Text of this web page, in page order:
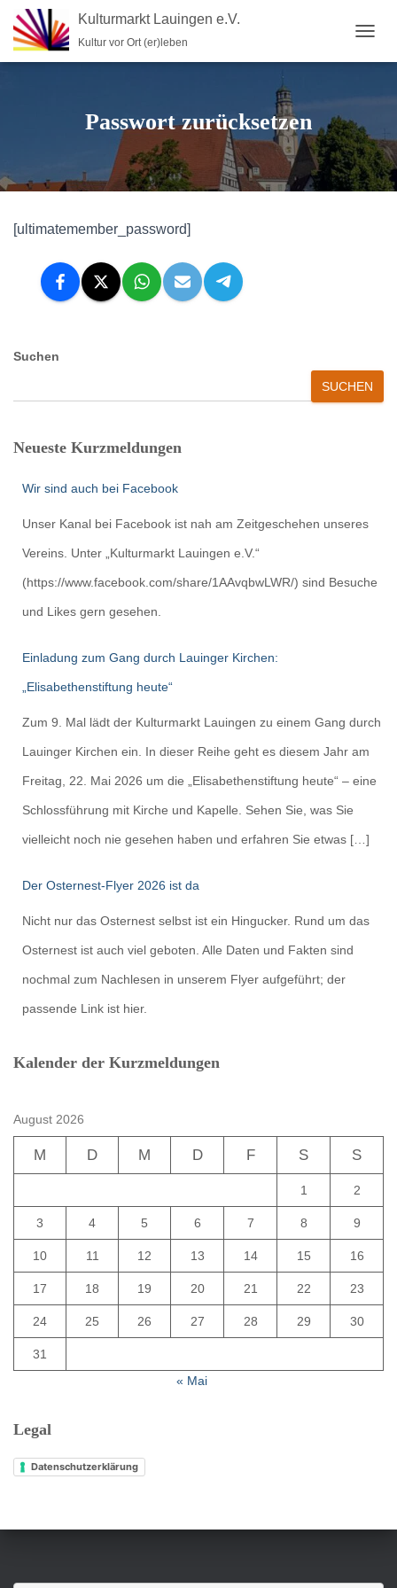
Kulturmarkt Lauingen e.V.
Kultur vor Ort (er)leben
A
A
T
I
O
Passwort zurücksetzen
[ultimatemember_password]
Suchen
SUCHEN
Neueste Kurzmeldungen
Wir sind auch bei Facebook
Unser Kanal bei Facebook ist nah am Zeitgeschehen unseres
Vereins. Unter „Kulturmarkt Lauingen e.V.“
(https://www.facebook.com/share/1AAvqbwLWR/) sind Besuche
und Likes gern gesehen.
Einladung zum Gang durch Lauinger Kirchen:
„Elisabethenstiftung heute“
Zum 9. Mal lädt der Kulturmarkt Lauingen zu einem Gang durch
Lauinger Kirchen ein. In dieser Reihe geht es diesem Jahr am
Freitag, 22. Mai 2026 um die „Elisabethenstiftung heute“ – eine
Schlossführung mit Kirche und Kapelle. Sehen Sie, was Sie
vielleicht noch nie gesehen haben und erfahren Sie etwas […]
Der Osternest-Flyer 2026 ist da
Nicht nur das Osternest selbst ist ein Hingucker. Rund um das
Osternest ist auch viel geboten. Alle Daten und Fakten sind
nochmal zum Nachlesen in unserem Flyer aufgeführt; der
passende Link ist hier.
Kalender der Kurzmeldungen
August 2026
M D M D F S S
1 2
3 4 5 6 7 8 9
10 11 12 13 14 15 16
17 18 19 20 21 22 23
24 25 26 27 28 29 30
31
« Mai
Legal
Datenschutzerklärung